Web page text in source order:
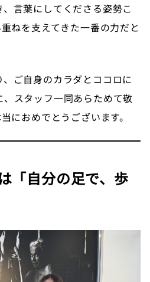
言葉にしてくださる姿勢こ
ねを支えてきた一番の力だと
ご自身のカラダとココロに
スタッフ一同あらためて敬
におめでとうございます。
「自分の足で、歩